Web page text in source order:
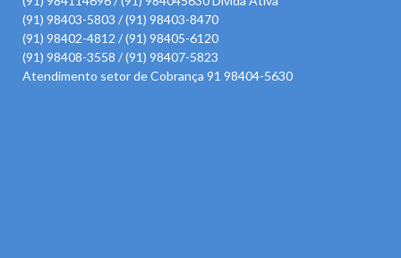
(91) 98403-5803 / (91) 98403-8470
(91) 98402-4812 / (91) 98405-6120
(91) 98408-3558 / (91) 98407-5823
Atendimento setor de Cobrança 91 98404-5630